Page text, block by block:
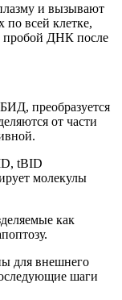
и вызывают
по всей клетке,
пробой ДНК после
преобразуется
от части
tBID
молекулы
как
для внешнего
шаги